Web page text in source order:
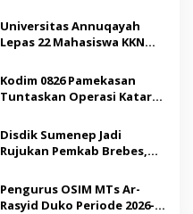
Universitas Annuqayah
Lepas 22 Mahasiswa KKN
Saudi
Kodim 0826 Pamekasan
Tuntaskan Operasi Katarak
Tindakan Medis
Disdik Sumenep Jadi
Rujukan Pemkab Brebes,
Pendidikan Berbasis
Budaya
Pengurus OSIM MTs Ar-
Rasyid Duko Periode 2026-